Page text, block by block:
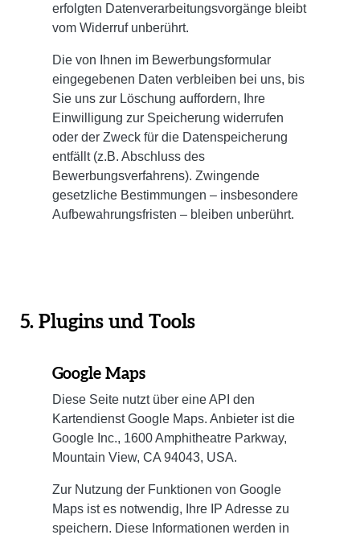
erfolgten Datenverarbeitungsvorgänge bleibt
vom Widerruf unberührt.
Die von Ihnen im Bewerbungsformular
eingegebenen Daten verbleiben bei uns, bis
Sie uns zur Löschung auffordern, Ihre
Einwilligung zur Speicherung widerrufen
oder der Zweck für die Datenspeicherung
entfällt (z.B. Abschluss des
Bewerbungsverfahrens). Zwingende
gesetzliche Bestimmungen – insbesondere
Aufbewahrungsfristen – bleiben unberührt.
5. Plugins und Tools
Google Maps
Diese Seite nutzt über eine API den
Kartendienst Google Maps. Anbieter ist die
Google Inc., 1600 Amphitheatre Parkway,
Mountain View, CA 94043, USA.
Zur Nutzung der Funktionen von Google
Maps ist es notwendig, Ihre IP Adresse zu
speichern. Diese Informationen werden in